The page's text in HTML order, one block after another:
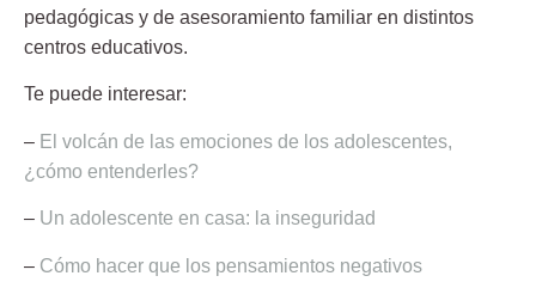
pedagógicas y de asesoramiento familiar en distintos
centros educativos.
Te puede interesar:
– El volcán de las emociones de los adolescentes,
¿cómo entenderles?
– Un adolescente en casa: la inseguridad
– Cómo hacer que los pensamientos negativos